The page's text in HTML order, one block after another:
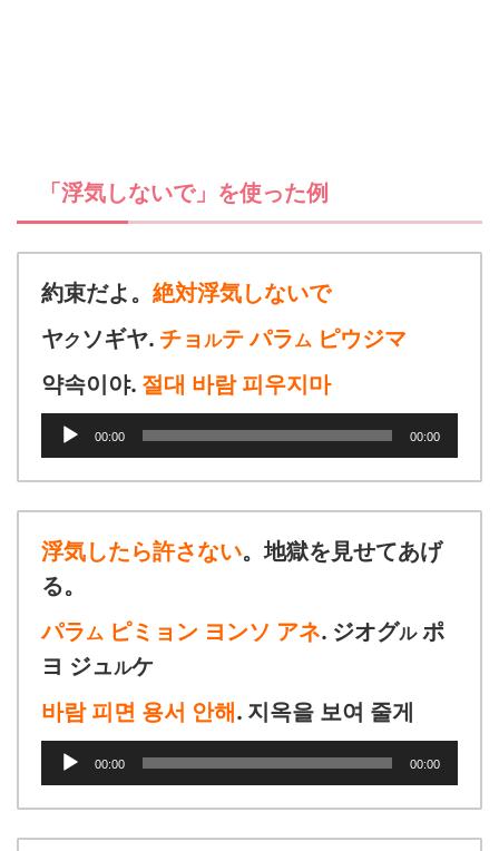
「浮気しないで」を使った例
約束だよ。 絶対浮気しないで
ヤク ソギヤ. チョ ルテ パラム ピウジマ
약속이야. 절대 바람 피우지마
ヤ
ー
00:00 00:00
浮気したら許さない。地獄を見せてあげ
る。
パラム ピミョン ヨンソ アネ. ジオグルポ
ヨ ジュルケ
바람 피면 용서 안해. 지옥을 보여 줄게
00:00 00:00